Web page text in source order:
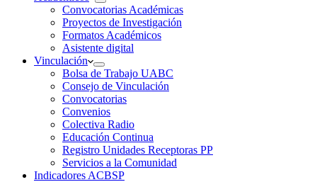
Convocatorias Académicas
Proyectos de Investigación
Formatos Académicos
Asistente digital
Vinculación
Bolsa de Trabajo UABC
Consejo de Vinculación
Convocatorias
Convenios
Colectiva Radio
Educación Continua
Registro Unidades Receptoras PP
Servicios a la Comunidad
Indicadores ACBSP